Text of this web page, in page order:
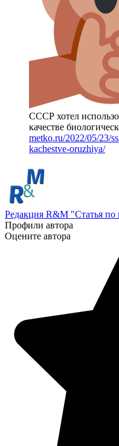
СССР хотел
качестве
metko.ru/2022/05/23/
kachestve-oruzhiya/
Редакция R&M "Статья по
Профили автора
Оцените автора